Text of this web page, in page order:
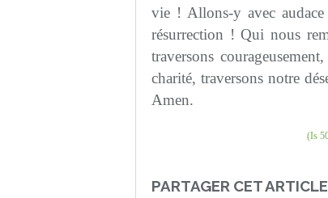
vie ! Allons-y avec audace
résurrection ! Qui nous
traversons
charité, traversons notre
Amen.
(Is
PARTAGER CET ARTICLE